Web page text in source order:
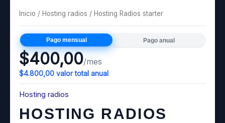
Inicio / Hosting radios / Hosting Radios starter
Pago mensual Pago anual
$400,00/mes
$4.800,00 valor total anual
Hosting radios
HOSTING RADIOS